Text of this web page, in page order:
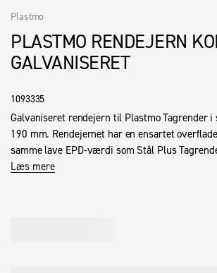
PLASTMO RENDEJERN
GALVANISERET
Plastmo
1093335
Galvaniseret rendejern til Plastmo Tagrender
190 mm. Rendejernet har en ensartet
samme lave EPD-værdi som Stål Plus
60 cm indbyrdes afstand.
Læs mere